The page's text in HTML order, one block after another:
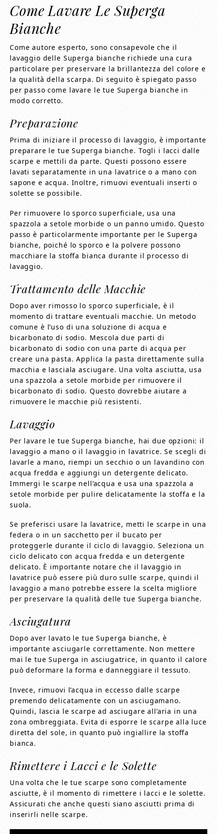
Come Lavare Le Superga
Bianche
Come autore esperto, sono consapevole che il
lavaggio delle Superga bianche richiede una cura
particolare per preservare la brillantezza del colore e
la qualità della scarpa. Di seguito è spiegato passo
per passo come lavare le tue Superga bianche in
modo corretto.
Preparazione
Prima di iniziare il processo di lavaggio, è importante
preparare le tue Superga bianche. Togli i lacci dalle
scarpe e mettili da parte. Questi possono essere
lavati separatamente in una lavatrice o a mano con
sapone e acqua. Inoltre, rimuovi eventuali inserti o
solette se possibile.
Per rimuovere lo sporco superficiale, usa una
spazzola a setole morbide o un panno umido. Questo
passo è particolarmente importante per le Superga
bianche, poiché lo sporco e la polvere possono
macchiare la stoffa bianca durante il processo di
lavaggio.
Trattamento delle Macchie
Dopo aver rimosso lo sporco superficiale, è il
momento di trattare eventuali macchie. Un metodo
comune è l’uso di una soluzione di acqua e
bicarbonato di sodio. Mescola due parti di
bicarbonato di sodio con una parte di acqua per
creare una pasta. Applica la pasta direttamente sulla
macchia e lasciala asciugare. Una volta asciutta, usa
una spazzola a setole morbide per rimuovere il
bicarbonato di sodio. Questo dovrebbe aiutare a
rimuovere le macchie più resistenti.
Lavaggio
Per lavare le tue Superga bianche, hai due opzioni: il
lavaggio a mano o il lavaggio in lavatrice. Se scegli di
lavarle a mano, riempi un secchio o un lavandino con
acqua fredda e aggiungi un detergente delicato.
Immergi le scarpe nell’acqua e usa una spazzola a
setole morbide per pulire delicatamente la stoffa e la
suola.
Se preferisci usare la lavatrice, metti le scarpe in una
federa o in un sacchetto per il bucato per
proteggerle durante il ciclo di lavaggio. Seleziona un
ciclo delicato con acqua fredda e un detergente
delicato. È importante notare che il lavaggio in
lavatrice può essere più duro sulle scarpe, quindi il
lavaggio a mano potrebbe essere la scelta migliore
per preservare la qualità delle tue Superga bianche.
Asciugatura
Dopo aver lavato le tue Superga bianche, è
importante asciugarle correttamente. Non mettere
mai le tue Superga in asciugatrice, in quanto il calore
può deformare la forma e danneggiare il tessuto.
Invece, rimuovi l’acqua in eccesso dalle scarpe
premendo delicatamente con un asciugamano.
Quindi, lascia le scarpe ad asciugare all’aria in una
zona ombreggiata. Evita di esporre le scarpe alla luce
diretta del sole, in quanto può ingiallire la stoffa
bianca.
Rimettere i Lacci e le Solette
Una volta che le tue scarpe sono completamente
asciutte, è il momento di rimettere i lacci e le solette.
Assicurati che anche questi siano asciutti prima di
inserirli nelle scarpe.